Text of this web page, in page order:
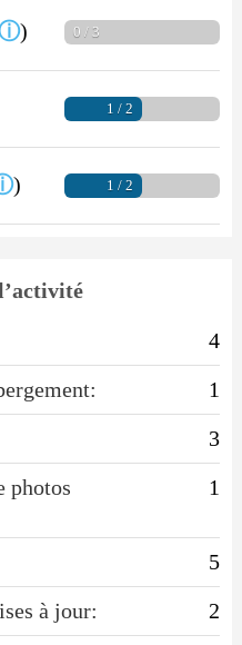
) 0 / 3
1 / 2
) 1 / 2
4
1
3
photos
1
5
à jour:
2